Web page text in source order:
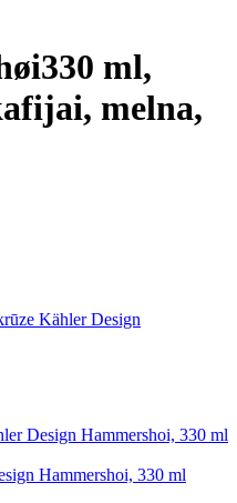
330 ml,
melna,
Kähler Design
Design Hammershoi, 330 ml
Hammershoi, 330 ml